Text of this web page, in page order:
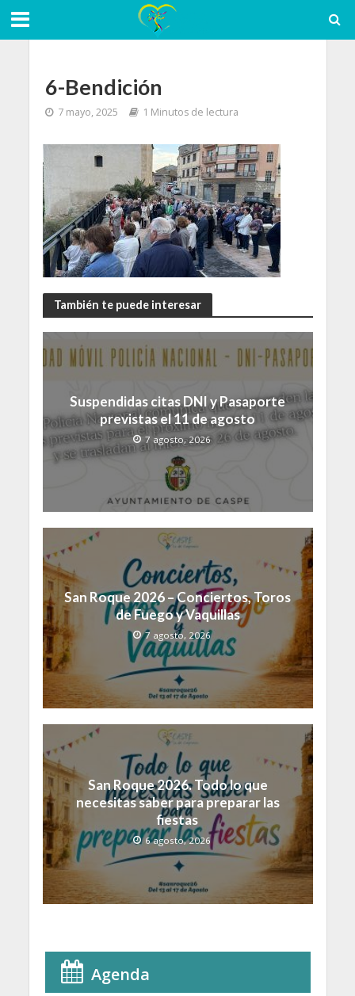
6-Bendición
7 mayo, 2025 1 Minutos de lectura
También te puede interesar
Suspendidas citas DNI y Pasaporte
previstas el 11 de agosto
7 agosto, 2026
San Roque 2026 – Conciertos, Toros
de Fuego y Vaquillas
7 agosto, 2026
San Roque 2026. Todo lo que
necesitas saber para preparar las
fiestas
6 agosto, 2026
Agenda